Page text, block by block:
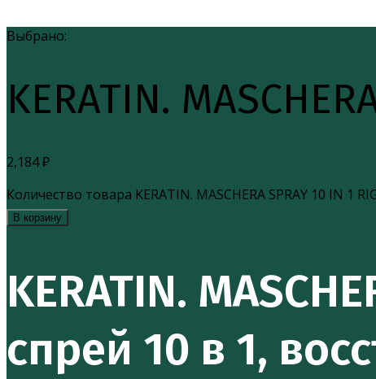
Выбрано:
KERATIN.
2,184₽
Количество товара KERATIN. MASCHERA SPRAY 10 IN
В корзину
KERATIN.
спрей 10 в 1,